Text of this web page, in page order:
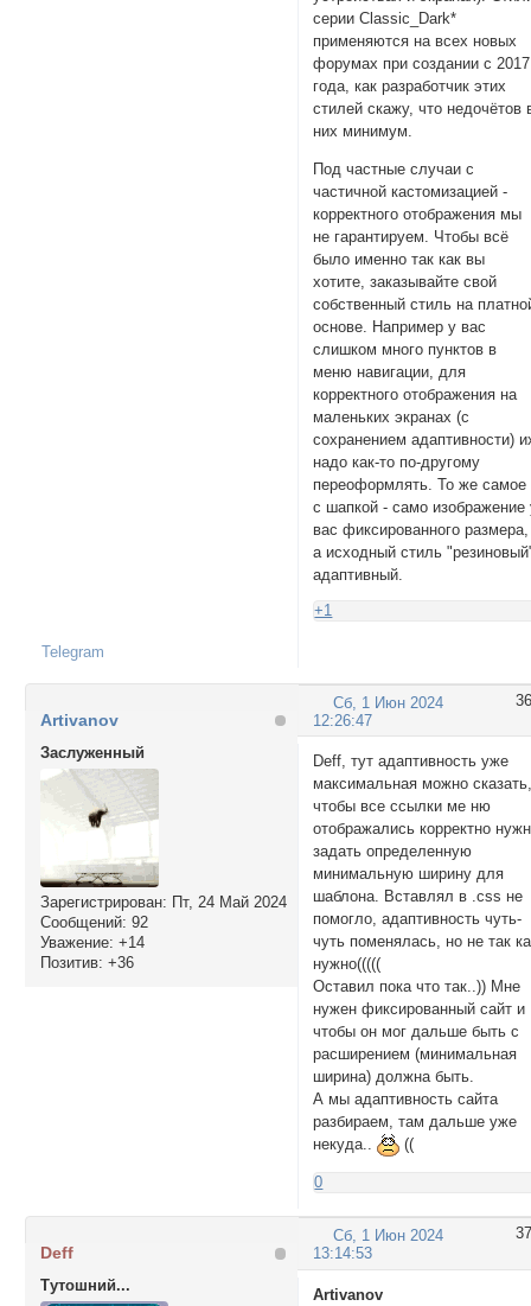
серии Classic_Dark*
применяются на всех новых
форумах при создании с 2017
года, как разработчик этих
стилей скажу, что недочётов
них минимум.
Под частные случаи с
частичной кастомизацией -
корректного отображения мы
не гарантируем. Чтобы всё
было именно так как вы
хотите, заказывайте свой
собственный стиль на
основе. Например у вас
слишком много пунктов в
меню навигации, для
корректного отображения на
маленьких экранах (с
сохранением адаптивности)
надо как-то по-другому
переоформлять. То же самое
с шапкой - само изображение
вас фиксированного размера,
а исходный стиль
адаптивный.
+1
Telegram
36
Сб, 1 Июн 2024
12:26:47
Artivanov
Заслуженный
Зарегистрирован: Пт, 24 Май 2024
Сообщений: 92
Уважение: +14
Позитив: +36
Deff, тут адаптивность уже
максимальная можно
чтобы все ссылки ме ню
отображались корректно
задать определенную
минимальную ширину для
шаблона. Вставлял в .css не
помогло, адаптивность чуть-
чуть поменялась, но не так
нужно(((((
Оставил пока что так..)) Мне
нужен фиксированный сайт и
чтобы он мог дальше быть с
расширением (минимальная
ширина) должна быть.
А мы адаптивность сайта
разбираем, там дальше уже
некуда..
((
0
37
Сб, 1 Июн 2024
13:14:53
Deff
Тутошний...
Artivanov